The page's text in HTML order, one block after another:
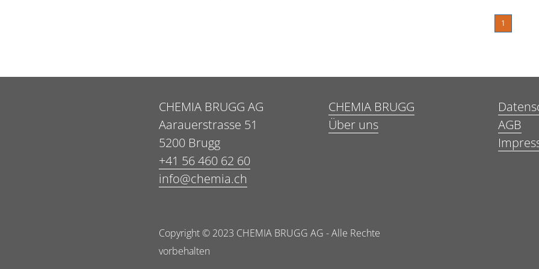
1
CHEMIA BRUGG AG
Aarauerstrasse 51
5200 Brugg
+41 56 460 62 60
info@chemia.ch
CHEMIA BRUGG
Über uns
AGB
Copyright © 2023 CHEMIA BRUGG AG - Alle Rechte
vorbehalten